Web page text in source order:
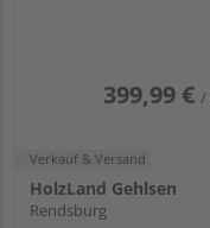
399,99 € /
Verkauf & Versand
HolzLand Gehlsen
Rendsburg